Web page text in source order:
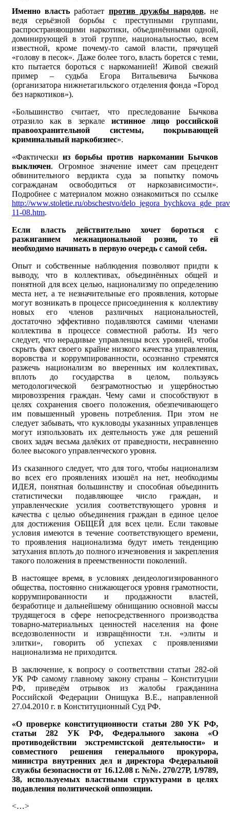
Именно власть работает против дружбы народов, не
ведя серьёзной борьбы с преступными группами,
распространяющими наркотики, объединёнными одной,
доминирующей в этой группе, национальностью, всем
известной, кроме почему-то самой власти, прячущей
«голову в песок». Даже более того, власть борется с теми,
кто пытается бороться с наркоманией! Живой свежий
пример – судьба Егора Витальевича Бычкова
(организатора нижнетагильского отделения фонда «Город
без наркотиков»).
«Большинство считает, что преследование Бычкова
отразило как в зеркале истинное лицо российской
правоохранительной системы, покрывающей
криминальный наркобизнес».
«Фактическииз борьбы против наркомании Бычков
выключен. Огромное значение имеет сам прецедент
обвинительного вердикта суда за попытку помочь
согражданам освободиться от наркозависимости».
Подробнее с материалом можно ознакомиться по ссылке
http://www.stoletie.ru/obschestvo/
11-08.htm.
Если власть действительно хочет бороться с
разжиганием межнациональной розни, то ей
необходимо начинать в первую очередь с самой себя.
Опыт и собственные наблюдения позволяют придти к
выводу, что в коллективах, объединённых общей и
понятной для всех целью, национализму по определению
места нет, а те незначительные его проявления, которые
могут возникать в процессе присоединения к коллективу
новых его членов различных национальностей,
достаточно эффективно подавляются самими членами
коллектива в процессе совместной работы. Из чего
следует, что нерадивые управленцы всех уровней, чтобы
скрыть факт своего крайне низкого качества управления,
воровства и коррумпированности, осознанно стремятся
разжечь национализм во вверенных им коллективах,
вплоть до государства в целом, пользуясь
методологической безграмотностью и ущербностью
мировоззрения граждан. Чему сами и способствуют в
целях сохранения своего положения, обезпечивающего
им повышенный уровень потребления. При этом не
следует забывать, что кукловоды указанных управленцев
могут изпользовать их деятельность уже для решений
своих задач весьма далёких от праведности, несравненно
более высокого управленческого уровня.
Из сказанного следует, что для того, чтобы национализм
во всех его проявлениях изошёл на нет, необходимы
ИДЕЯ, понятная большинству и способная объединить
статистически подавляющее число граждан, и
управленческие усилия соответствующего уровня и
качества с целью объединения граждан в единое целое
для достижения ОБЩЕЙ для всех цели. Если таковые
условия имеются в течение соответствующего времени,
то проявления национализма будут иметь тенденцию
затухания вплоть до полного изчезновения и закрепления
такого положения в преемственности поколений.
В настоящее время, в условиях деидеологизированного
общества, постоянно снижающегося уровня грамотности,
коррумпированности и продажности властей,
безработице и дальнейшему обнищанию основной массы
трудящегося в сфере непосредственного производства
товарно-материальных ценностей населения на фоне
вседозволенности и извращённости т.н. «элиты и
элитки», говорить об успехах с проявлениями
национализма не приходится.
В заключение, к вопросу о соответствии статьи 282-ой
УК РФ самому главному закону страны – Конституции
РФ, приведём отрывок из жалобы гражданина
Российской Федерации Онищука В.Е., направленной
27.04.2010 г. в Конституционный Суд РФ.
«О проверке конституционности статьи 280 УК РФ,
статьи 282 УК РФ, Федерального закона «О
противодействии экстремистской деятельности» и
совместного решения генерального прокурора,
министра внутренних дел и директора Федеральной
службы безопасности от 16.12.08 г. №№. 270/27Р, 1/9789,
38, используемых властными структурами в целях
подавления политической оппозиции.
<…>